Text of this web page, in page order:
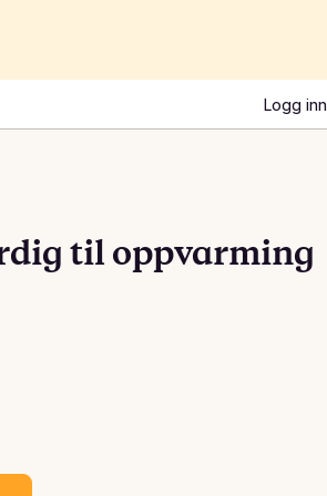
Logg inn
til oppvarming